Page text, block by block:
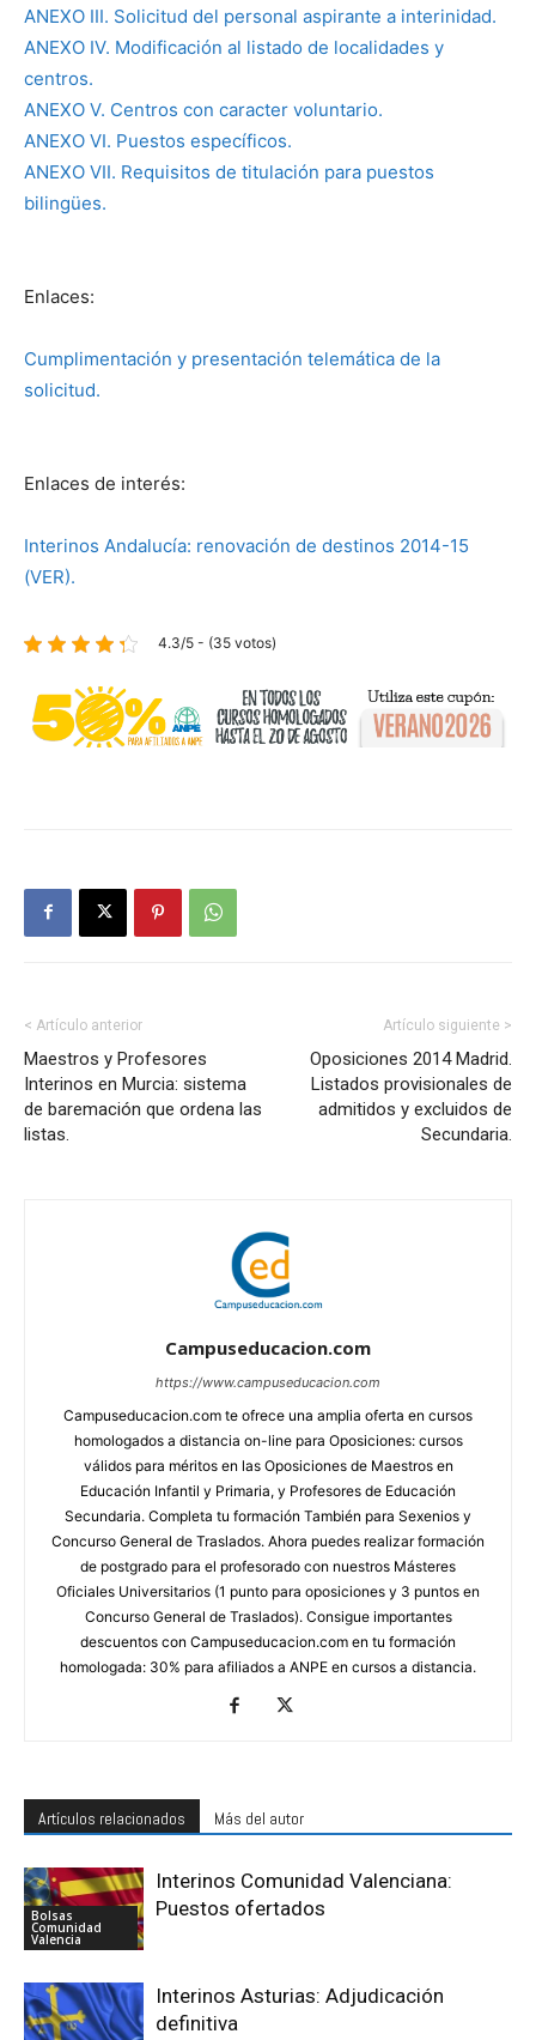
ANEXO III. Solicitud del personal aspirante a interinidad.
ANEXO IV. Modificación al listado de localidades y
centros.
ANEXO V. Centros con caracter voluntario.
ANEXO VI. Puestos específicos.
ANEXO VII. Requisitos de titulación para puestos
bilingües.
Enlaces:
Cumplimentación y presentación telemática de la
solicitud.
Enlaces de interés:
Interinos Andalucía: renovación de destinos 2014-15
(VER).
4.3/5 - (35 votos)
< Artículo anterior
Maestros y Profesores
Interinos en Murcia: sistema
de baremación que ordena las
listas.
Artículo siguiente >
Oposiciones 2014 Madrid.
Listados provisionales de
admitidos y excluidos de
Secundaria.
Campuseducacion.com
https://www.campuseducacion.com
Campuseducacion.com te ofrece una amplia oferta en cursos
homologados a distancia on-line para Oposiciones: cursos
válidos para méritos en las Oposiciones de Maestros en
Educación Infantil y Primaria, y Profesores de Educación
Secundaria. Completa tu formación También para Sexenios y
Concurso General de Traslados. Ahora puedes realizar formación
de postgrado para el profesorado con nuestros Másteres
Oficiales Universitarios (1 punto para oposiciones y 3 puntos en
Concurso General de Traslados). Consigue importantes
descuentos con Campuseducacion.com en tu formación
homologada: 30% para afiliados a ANPE en cursos a distancia.
Artículos relacionados Más del autor
Bolsas
Comunidad
Valencia
Interinos Comunidad Valenciana:
Puestos ofertados
Interinos Asturias: Adjudicación
definitiva